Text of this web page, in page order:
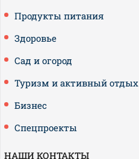
Продукты питания
Здоровье
Сад и огород
Туризм и активный отдых
Бизнес
Спецпроекты
НАШИ КОНТАКТЫ